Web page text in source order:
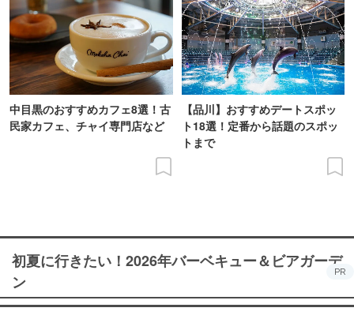
中目黒のおすすめカフェ8選！古
民家カフェ、チャイ専門店など
【品川】おすすめデートスポッ
ト18選！定番から話題のスポッ
トまで
初夏に行きたい！2026年バーベキュー＆ビアガーデ
ン
PR